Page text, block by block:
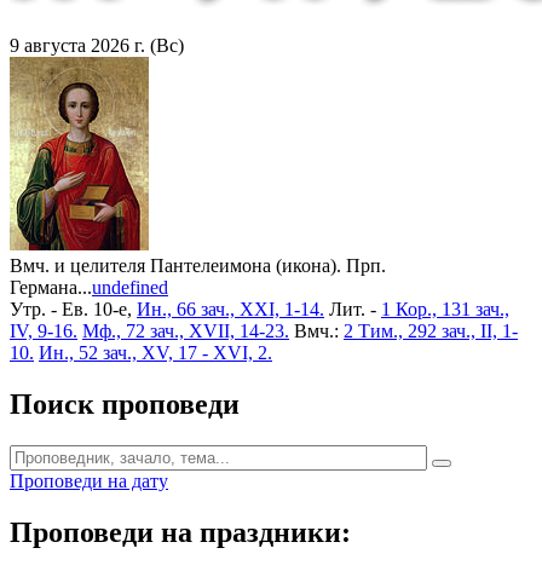
9 августа 2026 г. (Вс)
Вмч. и целителя Пантелеимона (икона). Прп.
Германа...undefined
Утр. - Ев. 10-е, Ин., 66 зач., XXI, 1-14. Лит. - 1 Кор., 131 зач.,
IV, 9-16. Мф., 72 зач., XVII, 14-23. Вмч.: 2 Тим., 292 зач., II, 1-
10. Ин., 52 зач., XV, 17 - XVI, 2.
Поиск проповеди
Проповеди на дату
Проповеди на праздники: